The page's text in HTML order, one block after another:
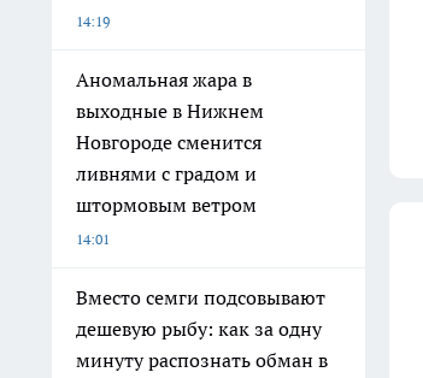
14:19
Аномальная жара в
выходные в Нижнем
Новгороде сменится
ливнями с градом и
штормовым ветром
14:01
Вместо семги подсовывают
дешевую рыбу: как за одну
минуту распознать обман в